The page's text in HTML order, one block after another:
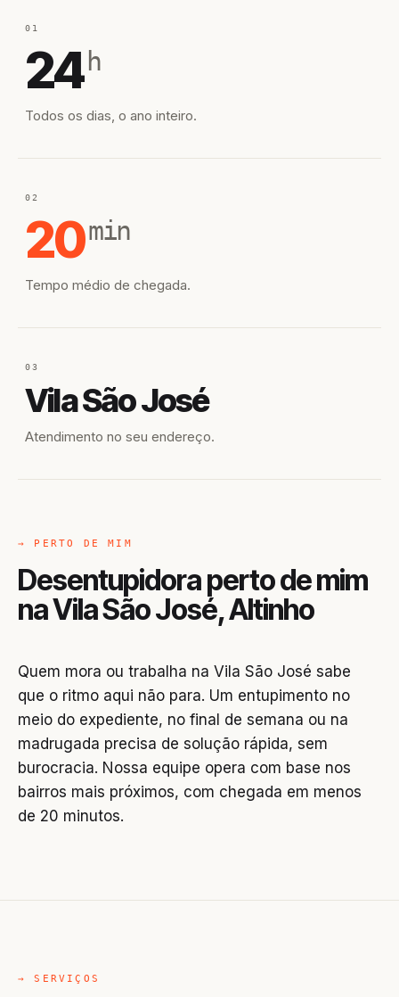
01
24 h
Todos os dias, o ano inteiro.
02
20min
Tempo médio de chegada.
03
Vila São José
Atendimento no seu endereço.
→ PERTO DE MIM
Desentupidora perto de mim
na Vila São José, Altinho
Quem mora ou trabalha na Vila São José sabe
que o ritmo aqui não para. Um entupimento no
meio do expediente, no final de semana ou na
madrugada precisa de solução rápida, sem
burocracia. Nossa equipe opera com base nos
bairros mais próximos, com chegada em menos
de 20 minutos.
→ SERVIÇOS